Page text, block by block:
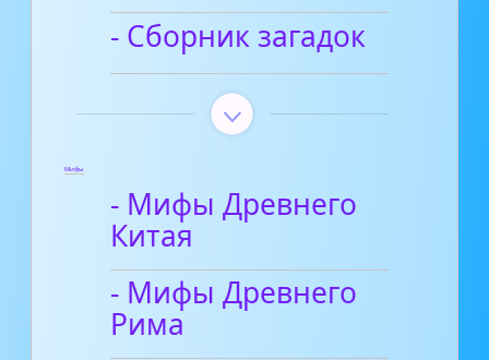
- Сборник загадок
Мифы
- Мифы Древнего
Китая
- Мифы Древнего
Рима